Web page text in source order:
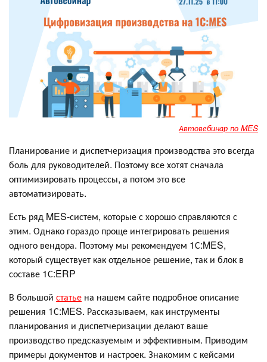
Автовебинар по MES
Планирование и диспетчеризация производства это всегда
боль для руководителей. Поэтому все хотят сначала
оптимизировать процессы, а потом это все
автоматизировать.
Есть ряд MES-систем, которые с хорошо справляются с
этим. Однако гораздо проще интегрировать решения
одного вендора. Поэтому мы рекомендуем 1С:MES,
который существует как отдельное решение, так и блок в
составе 1С:ERP
В большой статье на нашем сайте подробное описание
решения 1С:MES. Рассказываем, как инструменты
планирования и диспетчеризации делают ваше
производство предсказуемым и эффективным. Приводим
примеры документов и настроек. Знакомим с кейсами